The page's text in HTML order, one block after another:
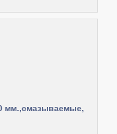
мм.,смазываемые,